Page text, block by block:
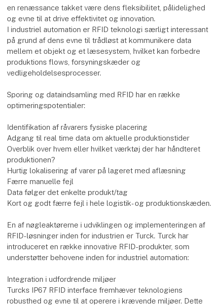
en renæssance takket være dens fleksibilitet, pålidelighed
og evne til at drive effektivitet og innovation.
I industriel automation er RFID teknologi særligt interessant
på grund af dens evne til trådløst at kommunikere data
mellem et objekt og et læsesystem, hvilket kan forbedre
produktions flows, forsyningskæder og
vedligeholdelsesprocesser.
Sporing og dataindsamling med RFID har en række
optimeringspotentialer:
Identifikation af råvarers fysiske placering
Adgang til real time data om aktuelle produktionstider
Overblik over hvem eller hvilket værktøj der har håndteret
produktionen?
Hurtig lokalisering af varer på lageret med aflæsning
Færre manuelle fejl
Data følger det enkelte produkt/tag
Kort og godt færre fejl i hele logistik- og produktionskæden.
En af nøgleaktørerne i udviklingen og implementeringen af
RFID-løsninger inden for industrien er Turck. Turck har
introduceret en række innovative RFID-produkter, som
understøtter behovene inden for industriel automation:
Integration i udfordrende miljøer
Turcks IP67 RFID interface fremhæver teknologiens
robusthed og evne til at operere i krævende miljøer. Dette